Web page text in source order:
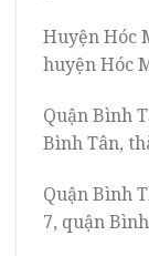
Huyện Hóc
huyện Hóc
Quận Bình
Bình Tân,
Quận Bình
7, quận